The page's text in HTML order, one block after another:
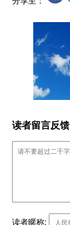
读者留言反
读者暱称: